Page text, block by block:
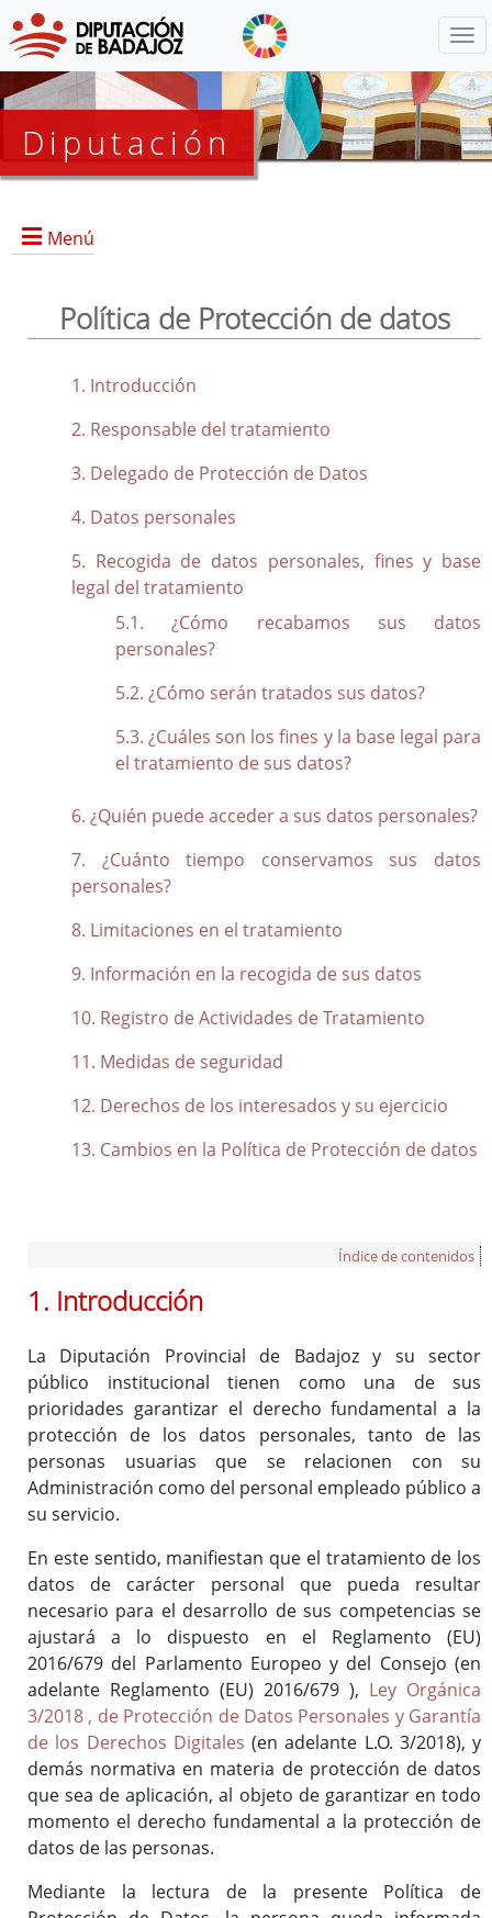
Diputación
Menú
Política de Cookies
Política de Protección de datos
Política de Seguridad de Diputación de Badajoz
Solicitud ejercicio de derechos
Política de Protección de datos
Introducción
Responsable del tratamiento
Delegado de Protección de Datos
Datos personales
Recogida de datos personales, fines y base
legal del tratamiento
¿Cómo recabamos sus datos
personales?
¿Cómo serán tratados sus datos?
¿Cuáles son los fines y la base legal para
el tratamiento de sus datos?
¿Quién puede acceder a sus datos personales?
¿Cuánto tiempo conservamos sus datos
personales?
Limitaciones en el tratamiento
Información en la recogida de sus datos
Registro de Actividades de Tratamiento
Medidas de seguridad
Derechos de los interesados y su ejercicio
Cambios en la Política de Protección de datos
Índice de contenidos
1. Introducción
La Diputación Provincial de Badajoz y su sector
público institucional tienen como una de sus
prioridades garantizar el derecho fundamental a la
protección de los datos personales, tanto de las
personas usuarias que se relacionen con su
Administración como del personal empleado público a
su servicio.
En este sentido, manifiestan que el tratamiento de los
datos de carácter personal que pueda resultar
necesario para el desarrollo de sus competencias se
ajustará a lo dispuesto en el Reglamento (EU)
2016/679 del Parlamento Europeo y del Consejo (en
adelante Reglamento (EU) 2016/679 ), Ley Orgánica
3/2018 , de Protección de Datos Personales y Garantía
de los Derechos Digitales (en adelante L.O. 3/2018), y
demás normativa en materia de protección de datos
que sea de aplicación, al objeto de garantizar en todo
momento el derecho fundamental a la protección de
datos de las personas.
Mediante la lectura de la presente Política de